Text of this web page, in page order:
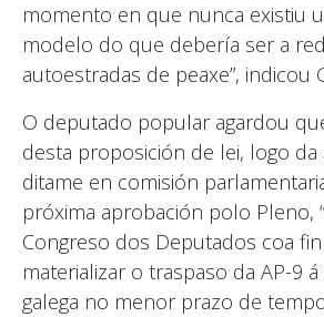
momento en que nunca existiu
modelo do que debería ser a
autoestradas de peaxe”, indicou
O deputado popular agardou
desta proposición de lei, logo
ditame en comisión
próxima aprobación polo Pleno,
Congreso dos Deputados coa
materializar o traspaso da AP-9
galega no menor prazo de